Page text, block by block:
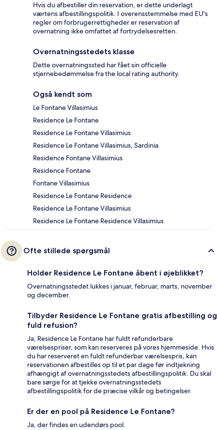
Hvis du afbestiller din reservation, er dette underlagt
værtens afbestillingspolitik. I overensstemmelse med EU's
regler om forbrugerrettigheder er reservation af
overnatning ikke omfattet af fortrydelsesretten.
Overnatningsstedets klasse
Dette overnatningssted har fået sin officielle
stjernebedømmelse fra the local rating authority.
Også kendt som
Le Fontane Villasimius
Residence Le Fontane
Residence Le Fontane Villasimius
Residence Le Fontane Villasimius, Sardinia
Residence Fontane Villasimius
Residence Fontane
Fontane Villasimius
Residence Le Fontane Residence
Residence Le Fontane Villasimius
Residence Le Fontane Residence Villasimius
Ofte stillede spørgsmål
Holder Residence Le Fontane åbent i øjeblikket?
Overnatningsstedet lukkes i januar, februar, marts, november
og december.
Tilbyder Residence Le Fontane gratis afbestilling og
fuld refusion?
Ja, Residence Le Fontane har fuldt refunderbare
værelsespriser, som kan reserveres på vores hjemmeside. Hvis
du har reserveret en fuldt refunderbar værelsespris, kan
reservationen afbestilles op til et par dage før indtjekning
afhængigt af overnatningsstedets afbestillingspolitik. Du skal
bare sørge for at tjekke overnatningsstedets
afbestillingspolitik for de præcise vilkår og betingelser.
Er der en pool på Residence Le Fontane?
Ja, der findes en udendørs pool.